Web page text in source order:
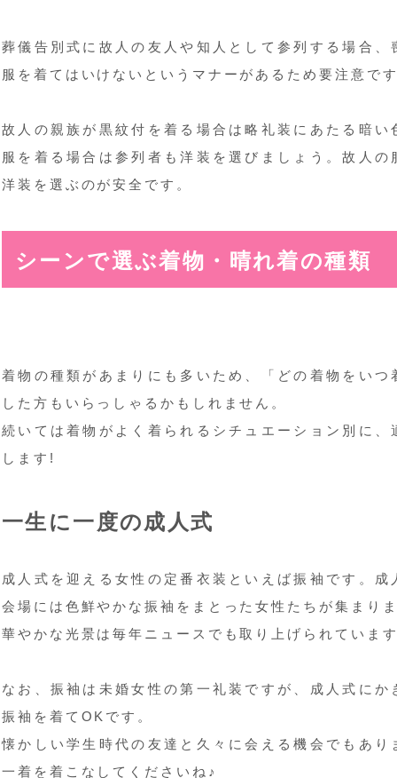
葬儀告別式に故人の友人や知人として参列する場合
服を着てはいけないというマナーがあるため要注意で
故人の親族が黒紋付を着る場合は略礼装にあたる暗
服を着る場合は参列者も洋装を選びましょう。故人
洋装を選ぶのが安全です。
シーンで選ぶ着物・晴れ着の種類
着物の種類があまりにも多いため、「どの着物をい
した方もいらっしゃるかもしれません。
続いては着物がよく着られるシチュエーション別に
します!
一生に一度の成人式
成人式を迎える女性の定番衣装といえば振袖です。
会場には色鮮やかな振袖をまとった女性たちが集まり
華やかな光景は毎年ニュースでも取り上げられていま
なお、振袖は未婚女性の第一礼装ですが、成人式に
振袖を着てOKです。
懐かしい学生時代の友達と久々に会える機会でもあ
一着を着こなしてくださいね♪